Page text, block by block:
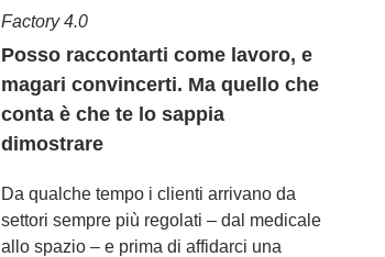
Factory 4.0
Posso raccontarti come lavoro, e
magari convincerti. Ma quello che
conta è che te lo sappia
dimostrare
Da qualche tempo i clienti arrivano da
settori sempre più regolati – dal medicale
allo spazio – e prima di affidarci una